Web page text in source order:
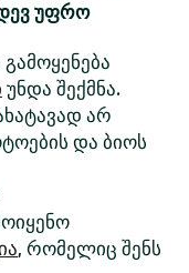
უფრო
უნდა შექმნა.
არ
და ბიოს
, რომელიც შენს